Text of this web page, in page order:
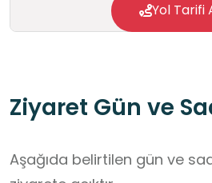
Yol Tarifi
Ziyaret Gün ve
Aşağıda belirtilen gün ve